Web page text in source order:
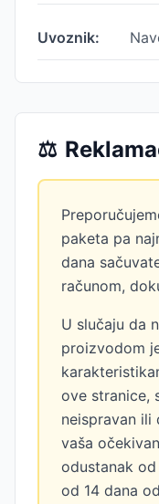
Uvoznik:
⚖️
paketa pa
dana
računom,
U slučaju da
proizvodom
ove stranice,
neispravan ili
vaša
odustanak
od 14 dana